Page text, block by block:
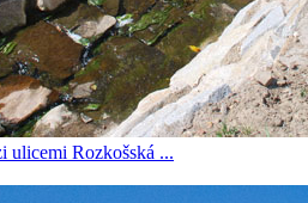
ulicemi Rozkošská ...